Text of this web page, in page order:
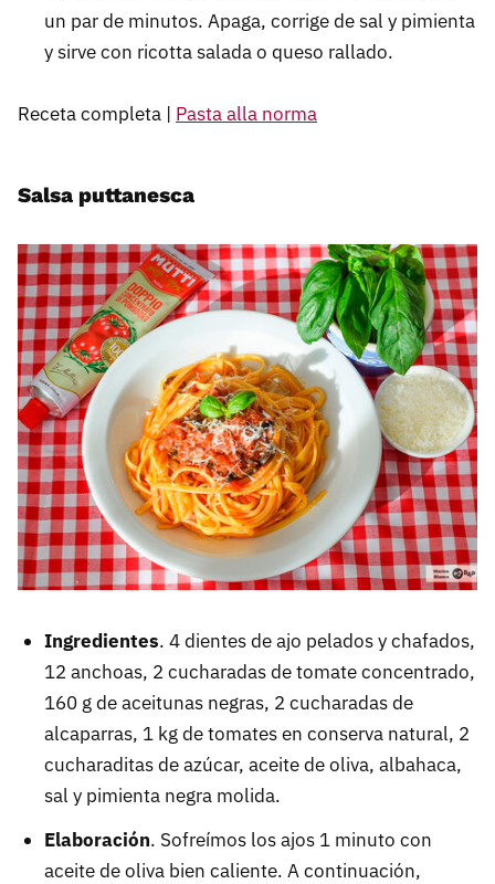
un par de minutos. Apaga, corrige de sal y pimienta
y sirve con ricotta salada o queso rallado.
Receta completa | Pasta alla norma
Salsa puttanesca
Ingredientes. 4 dientes de ajo pelados y chafados,
12 anchoas, 2 cucharadas de tomate concentrado,
160 g de aceitunas negras, 2 cucharadas de
alcaparras, 1 kg de tomates en conserva natural, 2
cucharaditas de azúcar, aceite de oliva, albahaca,
sal y pimienta negra molida.
Elaboración. Sofreímos los ajos 1 minuto con
aceite de oliva bien caliente. A continuación,